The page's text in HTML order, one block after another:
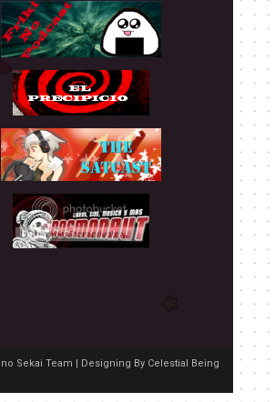
Sekai Team | Designing By Celestial Being